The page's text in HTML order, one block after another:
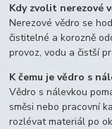
Kdy zvolit nerezové
Nerezové vědro se
čistitelné a korozně
provoz, vodu a čistší
K čemu je vědro s
Vědro s nálevkou
směsi nebo pracovní
rozlévat materiál po